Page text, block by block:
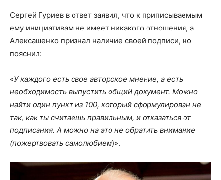
Сергей Гуриев в ответ заявил, что к приписываемым
ему инициативам не имеет никакого отношения, а
Алексашенко признал наличие своей подписи, но
пояснил:
«У каждого есть свое авторское мнение, а есть
необходимость выпустить общий документ. Можно
найти один пункт из 100, который сформулирован не
так, как ты считаешь правильным, и отказаться от
подписания. А можно на это не обратить внимание
(пожертвовать самолюбием)».